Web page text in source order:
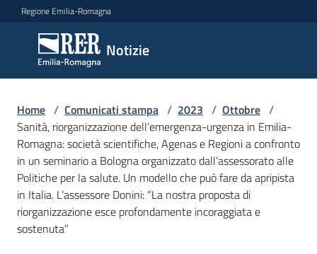
Vai al contenuto
Vai alla navigazione
Vai al footer
Regione Emilia-Romagna
Notizie
Notizie
Comunicati
stampa
Menu selezionato
Cerca
un
comunicato
Risorse
Home / Comunicati stampa / 2023 / Ottobre /
Sanità, riorganizzazione dell’emergenza-urgenza in Emilia-
Romagna: società scientifiche, Agenas e Regioni a confronto
in un seminario a Bologna organizzato dall’assessorato alle
Politiche per la salute. Un modello che può fare da apripista
in Italia. L’assessore Donini: “La nostra proposta di
riorganizzazione esce profondamente incoraggiata e
sostenuta”